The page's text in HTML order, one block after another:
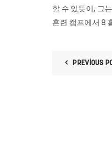
할 수 있듯이, 그
훈련 캠프에서 8
PREVIOUS